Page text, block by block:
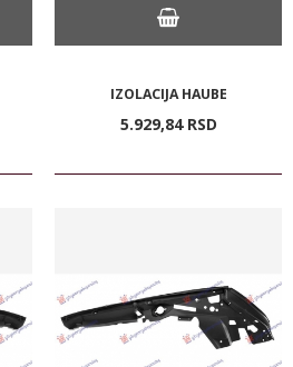
IZOLACIJA HAUBE
5.929,84 RSD